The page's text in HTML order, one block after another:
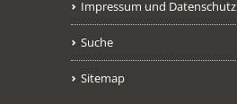
Impressum und Datenschutz
Suche
Sitemap